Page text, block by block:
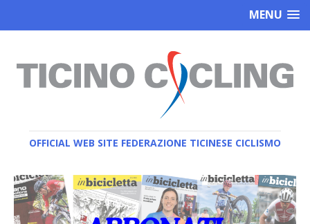
MENU
OFFICIAL WEB SITE FEDERAZIONE TICINESE CICLISMO